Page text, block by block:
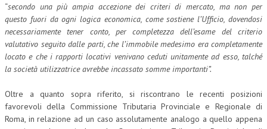
“secondo una più ampia accezione dei criteri di mercato, ma non per
questo fuori da ogni logica economica, come sostiene l’Ufficio, dovendosi
necessariamente tener conto, per completezza dell’esame del criterio
valutativo seguito dalle parti, che l’immobile medesimo era completamente
locato e che i rapporti locativi venivano ceduti unitamente ad esso, talché
la società utilizzatrice avrebbe incassato somme importanti”.
Oltre a quanto sopra riferito, si riscontrano le recenti posizioni
favorevoli della Commissione Tributaria Provinciale e Regionale di
Roma, in relazione ad un caso assolutamente analogo a quello appena